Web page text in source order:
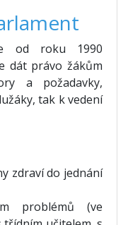
od roku 1990
dát právo žákům
a požadavky,
tak k vedení
zdraví do jednání
problémů (ve